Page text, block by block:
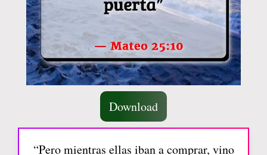
Download
“Pero mientras ellas iban a comprar, vino